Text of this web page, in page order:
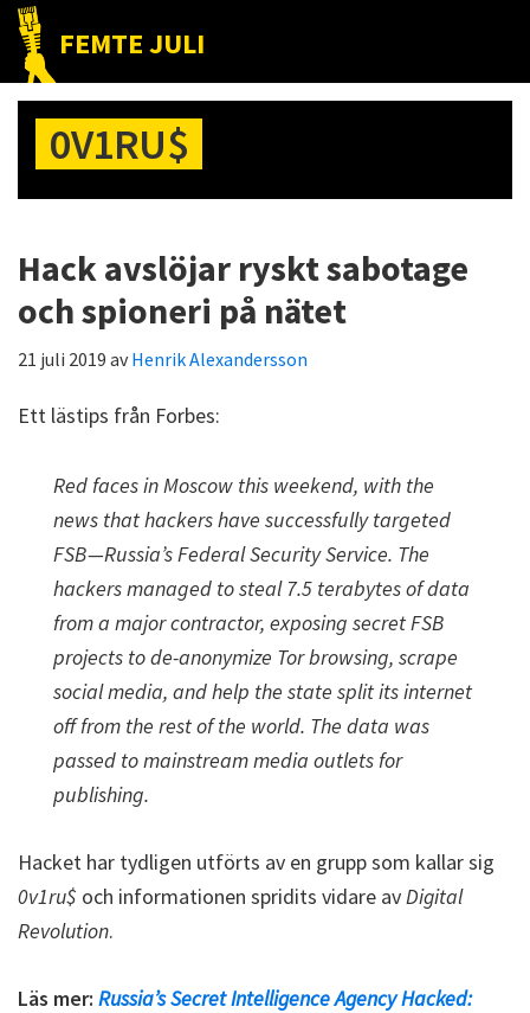
Hoppa
huvudnavigering
Hoppa
huvudinnehåll
Hoppa
det
primära
sidofältet
FEMTE JULI
Nätet
till
folket!
0V1RU$
Hack avslöjar ryskt sabotage
och spioneri på nätet
21 juli 2019 avHenrik Alexandersson
Ett lästips från Forbes:
Red faces in Moscow this weekend, with the
news that hackers have successfully targeted
FSB—Russia’s Federal Security Service. The
hackers managed to steal 7.5 terabytes of data
from a major contractor, exposing secret FSB
projects to de-anonymize Tor browsing, scrape
social media, and help the state split its internet
off from the rest of the world. The data was
passed to mainstream media outlets for
publishing.
Hacket har tydligen utförts av en grupp som kallar sig
0v1ru$ och informationen spridits vidare avDigital
Revolution.
Läs mer: Russia’s Secret Intelligence Agency Hacked: